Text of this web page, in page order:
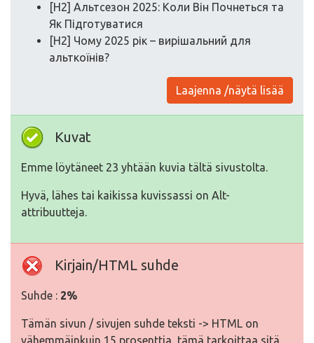
[H2] Альтсезон 2025: Коли Він Почнеться та
Як Підготуватися
[H2] Чому 2025 рік – вирішальний для
альткоїнів?
Laajenna /näytä lisää
Kuvat
Emme löytäneet 23 yhtään kuvia tältä sivustolta.
Hyvä, lähes tai kaikissa kuvissassi on Alt-
attribuutteja.
Kirjain/HTML suhde
Suhde : 2%
Tämän sivun / sivujen suhde teksti -> HTML on
vähemmäinkuin 15 prosenttia, tämä tarkoittaa sitä,